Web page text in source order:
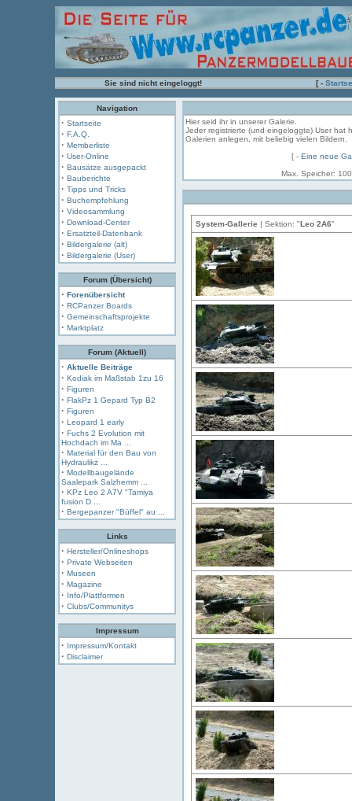
Sie sind nicht eingeloggt! [ -
Navigation
· Startseite
· F.A.Q.
· Memberliste
· User-Online
· Bausätze ausgepackt
· Bauberichte
· Tipps und Tricks
· Buchempfehlung
· Videosammlung
· Download-Center
· Ersatzteil-Datenbank
· Bildergalerie (alt)
· Bildergalerie (User)
Forum (Übersicht)
· Forenübersicht
· RCPanzer Boards
· Gemeinschaftsprojekte
· Marktplatz
Forum (Aktuell)
· Aktuelle Beiträge
· Kodiak im Maßstab 1zu 16
· Figuren
· FlakPz 1 Gepard Typ B2
· Figuren
· Leopard 1 early
· Fuchs 2 Evolution mit
Hochdach im Ma ...
· Material für den Bau von
Hydraulikz ...
· Modellbaugelände
Saalepark Salzhemm ...
· KPz Leo 2 A7V "Tamiya
fusion D ...
· Bergepanzer "Büffel" au ...
Links
· Hersteller/Onlineshops
· Private Webseiten
· Museen
· Magazine
· Info/Plattformen
· Clubs/Communitys
Impressum
· Impressum/Kontakt
· Disclaimer
Hier seid ihr in unserer Galerie.
Jeder registrierte (und eingeloggte) User hat
Galerien anlegen, mit beliebig vielen Bildern.
[ - Eine neue
Max. Speicher:
System-Gallerie | Sektion: "Leo 2A6"